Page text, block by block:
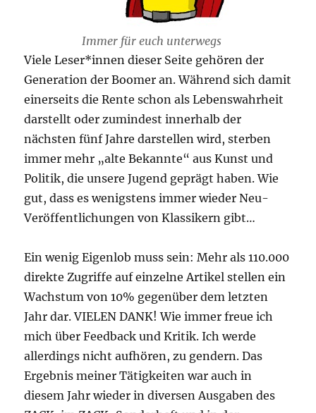
Immer für euch unterwegs
Viele Leser*innen dieser Seite gehören der
Generation der Boomer an. Während sich damit
einerseits die Rente schon als Lebenswahrheit
darstellt oder zumindest innerhalb der
nächsten fünf Jahre darstellen wird, sterben
immer mehr „alte Bekannte“ aus Kunst und
Politik, die unsere Jugend geprägt haben. Wie
gut, dass es wenigstens immer wieder Neu-
Veröffentlichungen von Klassikern gibt…
Ein wenig Eigenlob muss sein: Mehr als 110.000
direkte Zugriffe auf einzelne Artikel stellen ein
Wachstum von 10% gegenüber dem letzten
Jahr dar. VIELEN DANK! Wie immer freue ich
mich über Feedback und Kritik. Ich werde
allerdings nicht aufhören, zu gendern. Das
Ergebnis meiner Tätigkeiten war auch in
diesem Jahr wieder in diversen Ausgaben des